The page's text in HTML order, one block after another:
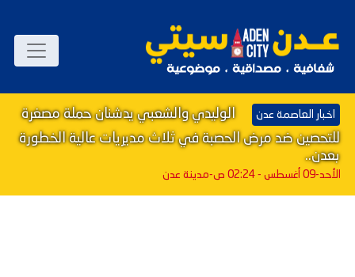
اخبار العاصمة عدن
الوليدي والشعبي يدشنان حملة مصغرة
للتحصين ضد مرض الحصبة في ثلاث مديريات عالية الخطورة
بعدن..
الأحد-09 أغسطس - 02:24 ص -مدينة عدن